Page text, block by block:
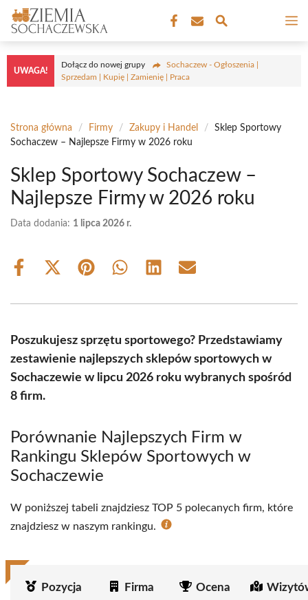
Przejdź
do
treści
UWAGA!
Dołącz do nowej grupy
Sochaczew - Ogłoszenia |
Sprzedam | Kupię | Zamienię | Praca
Strona główna / Firmy / Zakupy i Handel /
Sklep Sportowy
Sochaczew – Najlepsze Firmy w 2026 roku
Sklep Sportowy Sochaczew –
Najlepsze Firmy w 2026 roku
Data dodania: 1 lipca 2026 r.
Share
Share
(Twitter)
Share Share Share Share
Poszukujesz sprzętu sportowego? Przedstawiamy
zestawienie najlepszych sklepów sportowych w
Sochaczewie w lipcu 2026 roku wybranych spośród
8 firm.
Porównanie Najlepszych Firm w
Rankingu Sklepów Sportowych w
Sochaczewie
W poniższej tabeli znajdziesz TOP 5 polecanych firm, które
znajdziesz w naszym rankingu.
Pozycja Firma Ocena